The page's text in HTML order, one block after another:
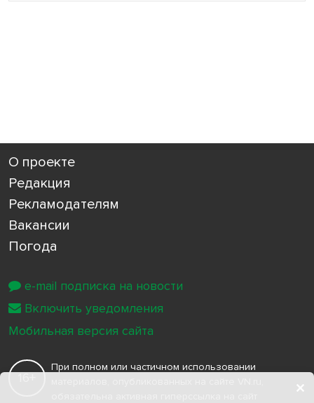
О проекте
Редакция
Рекламодателям
Вакансии
Погода
При полном или частичном использовании
e-mail подписка на новости
Включить уведомления
Мобильная версия сайта